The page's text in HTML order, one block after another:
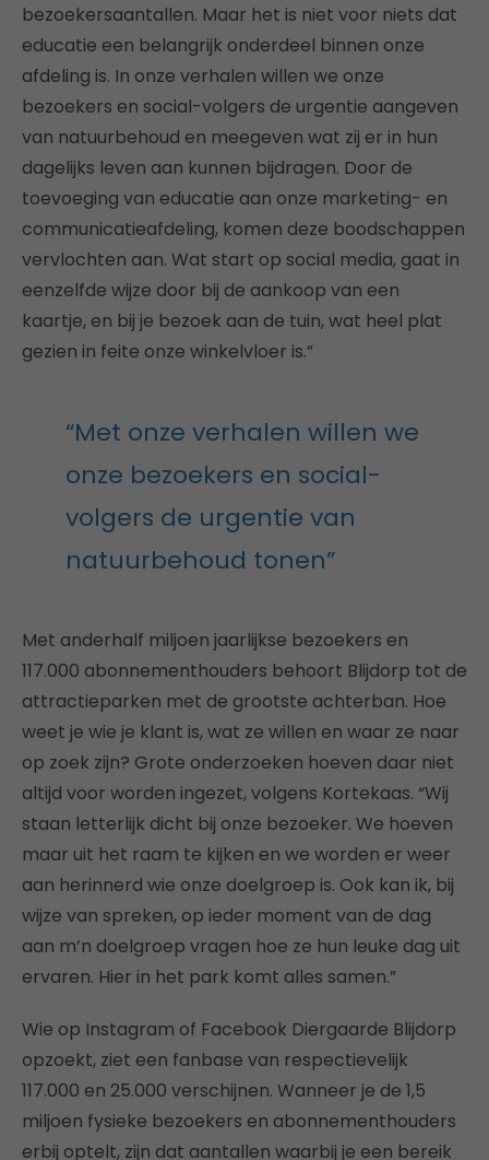
bezoekersaantallen. Maar het is niet voor niets dat
educatie een belangrijk onderdeel binnen onze
afdeling is. In onze verhalen willen we onze
bezoekers en social-volgers de urgentie aangeven
van natuurbehoud en meegeven wat zij er in hun
dagelijks leven aan kunnen bijdragen. Door de
toevoeging van educatie aan onze marketing- en
communicatieafdeling, komen deze boodschappen
vervlochten aan. Wat start op social media, gaat in
eenzelfde wijze door bij de aankoop van een
kaartje, en bij je bezoek aan de tuin, wat heel plat
gezien in feite onze winkelvloer is.”
“Met onze verhalen willen we
onze bezoekers en social-
volgers de urgentie van
natuurbehoud tonen”
Met anderhalf miljoen jaarlijkse bezoekers en
117.000 abonnementhouders behoort Blijdorp tot de
attractieparken met de grootste achterban. Hoe
weet je wie je klant is, wat ze willen en waar ze naar
op zoek zijn? Grote onderzoeken hoeven daar niet
altijd voor worden ingezet, volgens Kortekaas. “Wij
staan letterlijk dicht bij onze bezoeker. We hoeven
maar uit het raam te kijken en we worden er weer
aan herinnerd wie onze doelgroep is. Ook kan ik, bij
wijze van spreken, op ieder moment van de dag
aan m’n doelgroep vragen hoe ze hun leuke dag uit
ervaren. Hier in het park komt alles samen.”
Wie op Instagram of Facebook Diergaarde Blijdorp
opzoekt, ziet een fanbase van respectievelijk
117.000 en 25.000 verschijnen. Wanneer je de 1,5
miljoen fysieke bezoekers en abonnementhouders
erbij optelt, zijn dat aantallen waarbij je een bereik